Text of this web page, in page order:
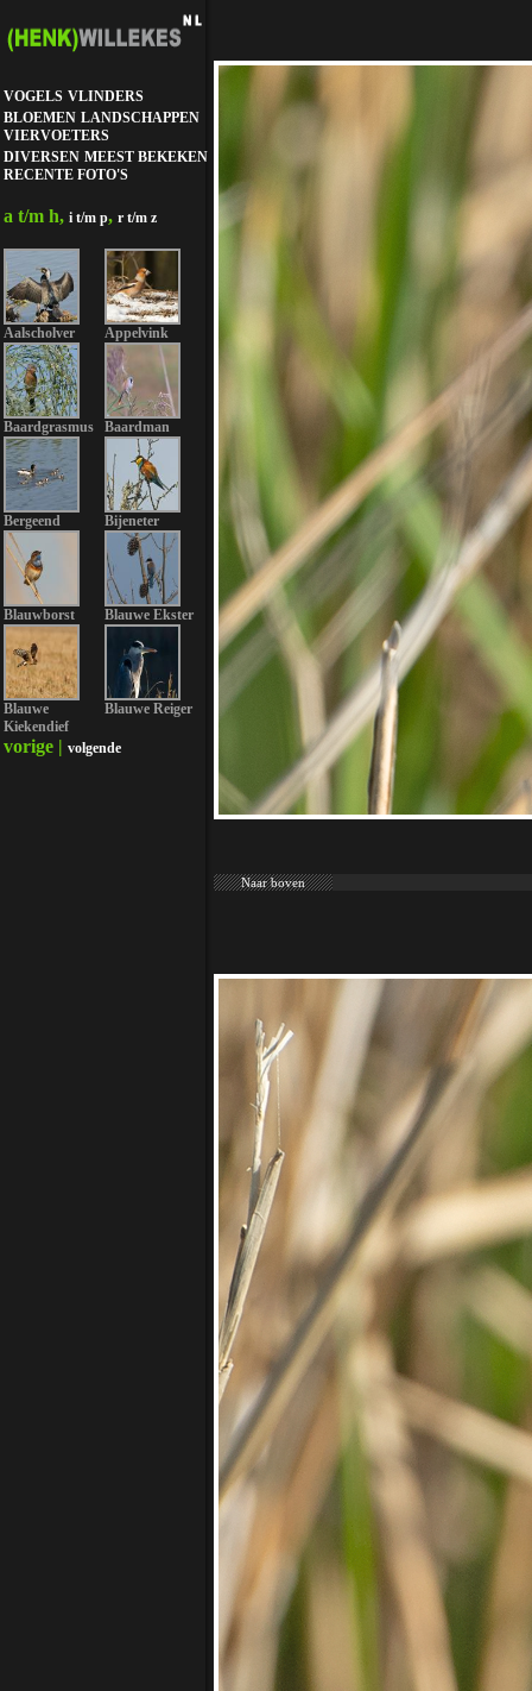
VOGELS VLINDERS
BLOEMEN LANDSCHAPPEN
VIERVOETERS
DIVERSEN MEEST BEKEKEN
RECENTE FOTO'S
a t/m h, i t/m p, r t/m z
Aalscholver Appelvink
Baardgrasmus Baardman
Bergeend Bijeneter
Blauwborst Blauwe Ekster
Blauwe
Kiekendief
Blauwe Reiger
vorige | volgende
Naar boven